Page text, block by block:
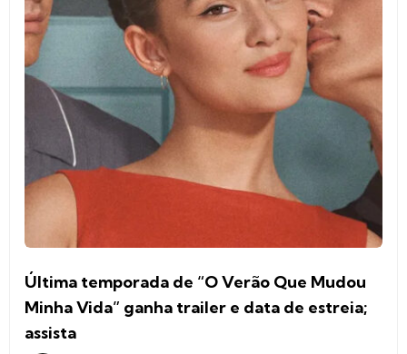
Última temporada de “O Verão Que Mudou
Minha Vida” ganha trailer e data de estreia;
assista